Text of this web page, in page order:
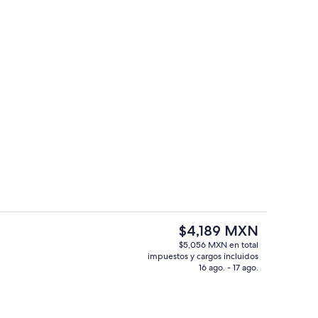
Exterior
El
precio
actual
$4,189 MXN
$5,056 MXN en total
impuestos y cargos incluidos
16 ago. - 17 ago.